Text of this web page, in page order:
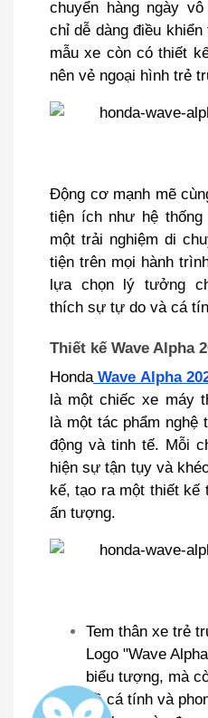
chuyển hàng ngày
chỉ dễ dàng điều
mẫu xe còn có thiết
nên vẻ ngoại hình trẻ
Động cơ mạnh mẽ
tiện ích như hệ
một trải nghiệm di
tiện trên mọi hành
lựa chọn lý tưởng
thích sự tự do và cá
Thiết kế Wave Alpha
HondaWave Alpha
là một chiếc xe máy
là một tác phẩm nghệ
động và tinh tế. Mỗi
hiện sự tận tụy và
kế, tạo ra một thiết kế
ấn tượng.
Tem thân xe trẻ
Logo "Wave
biểu tượng, mà
về cá tính và